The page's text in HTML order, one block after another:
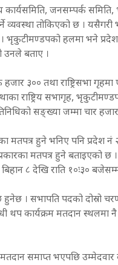
कार्यसमिति, जनसम्पर्क
व्यवस्था तोकिएको छ ।
भृकुटीमण्डपको हलमा भने
उनले बताए ।
३०० तथा राष्ट्रिसभा गृहमा
राष्ट्रिय सभागृह,
सङ्ख्या जम्मा चार
मतपत्र हुने भनिए पनि प्रदेश
मतपत्र हुने
बिहान ८ देखि राति १०ः३०
। सभापति पदको दोस्रो
थप कार्यक्रम मतदान
समाप्त भएपछि उम्मेदवार